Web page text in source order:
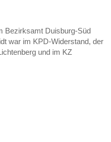
Bezirksamt Duisburg-Süd
war im KPD-Widerstand, der
und im KZ